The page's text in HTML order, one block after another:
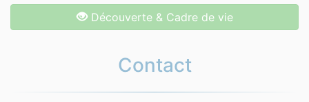
Découverte & Cadre de vie
Contact